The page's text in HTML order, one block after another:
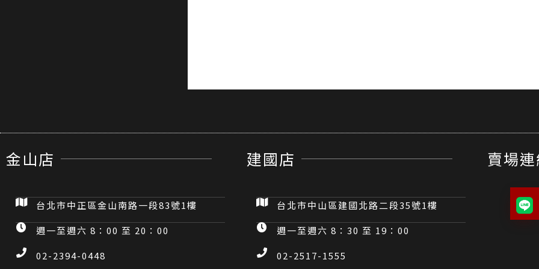
金山店
台北市中正區金山南路一段83號1樓
週一至週六 8：00 至 20：00
02-2394-0448
建國店
台北市中山區建國北路二段35號1樓
週一至週六 8：30 至 19：00
02-2517-1555
賣場